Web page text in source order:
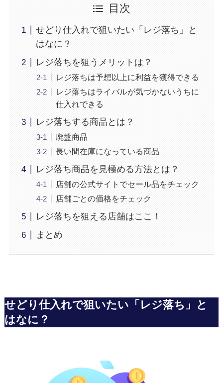
目次
せどり仕入れで狙いたい「レジ落ち」と
はなに？
レジ落ちを狙うメリットは？
レジ落ちは予想以上に利益を獲得できる
レジ落ちはライバルが気づかないうちに
仕入れできる
レジ落ちする商品とは？
廃盤商品
長い間在庫になっている商品
レジ落ち商品を見極める方法とは？
店舗の公式サイトでセール品をチェック
店舗ごとの価格をチェック
レジ落ちを狙える店舗はここ！
まとめ
せどり仕入れで狙いたい「レジ落ち」と
はなに？